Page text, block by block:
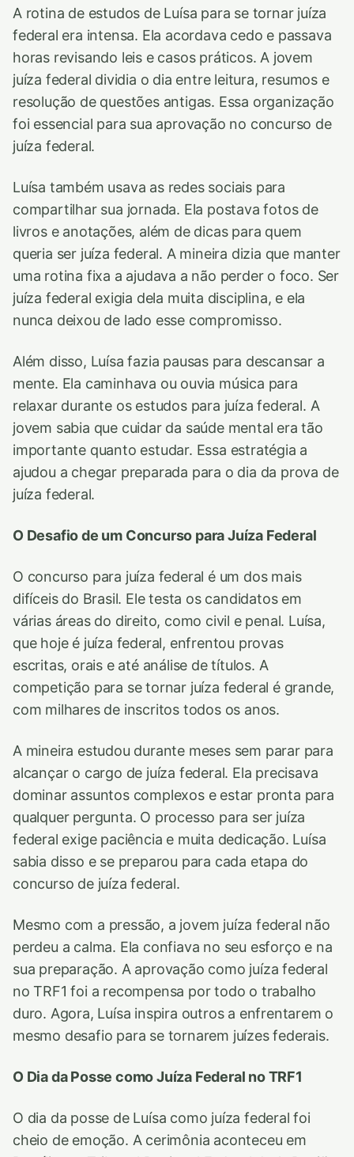
A rotina de estudos de Luísa para se tornar juíza
federal era intensa. Ela acordava cedo e passava
horas revisando leis e casos práticos. A jovem
juíza federal dividia o dia entre leitura, resumos e
resolução de questões antigas. Essa organização
foi essencial para sua aprovação no concurso de
juíza federal.
Luísa também usava as redes sociais para
compartilhar sua jornada. Ela postava fotos de
livros e anotações, além de dicas para quem
queria ser juíza federal. A mineira dizia que manter
uma rotina fixa a ajudava a não perder o foco. Ser
juíza federal exigia dela muita disciplina, e ela
nunca deixou de lado esse compromisso.
Além disso, Luísa fazia pausas para descansar a
mente. Ela caminhava ou ouvia música para
relaxar durante os estudos para juíza federal. A
jovem sabia que cuidar da saúde mental era tão
importante quanto estudar. Essa estratégia a
ajudou a chegar preparada para o dia da prova de
juíza federal.
O Desafio de um Concurso para Juíza Federal
O concurso para juíza federal é um dos mais
difíceis do Brasil. Ele testa os candidatos em
várias áreas do direito, como civil e penal. Luísa,
que hoje é juíza federal, enfrentou provas
escritas, orais e até análise de títulos. A
competição para se tornar juíza federal é grande,
com milhares de inscritos todos os anos.
A mineira estudou durante meses sem parar para
alcançar o cargo de juíza federal. Ela precisava
dominar assuntos complexos e estar pronta para
qualquer pergunta. O processo para ser juíza
federal exige paciência e muita dedicação. Luísa
sabia disso e se preparou para cada etapa do
concurso de juíza federal.
Mesmo com a pressão, a jovem juíza federal não
perdeu a calma. Ela confiava no seu esforço e na
sua preparação. A aprovação como juíza federal
no TRF1 foi a recompensa por todo o trabalho
duro. Agora, Luísa inspira outros a enfrentarem o
mesmo desafio para se tornarem juízes federais.
O Dia da Posse como Juíza Federal no TRF1
O dia da posse de Luísa como juíza federal foi
cheio de emoção. A cerimônia aconteceu em